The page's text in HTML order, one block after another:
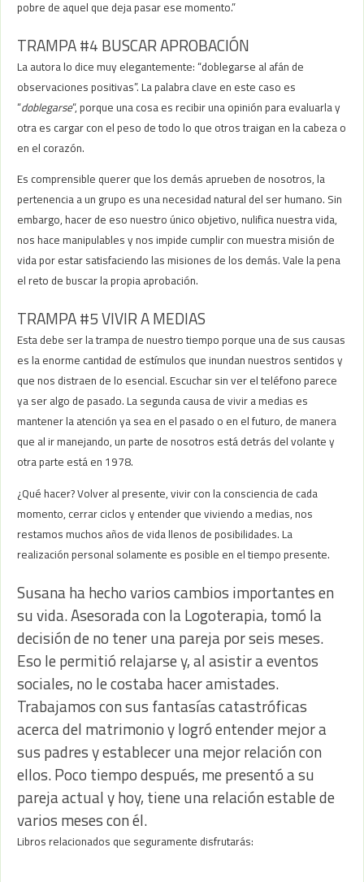
pobre de aquel que deja pasar ese momento.”
TRAMPA #4 BUSCAR APROBACIÓN
La autora lo dice muy elegantemente: “doblegarse al afán de
observaciones positivas”. La palabra clave en este caso es
“doblegarse“, porque una cosa es recibir una opinión para evaluarla y
otra es cargar con el peso de todo lo que otros traigan en la cabeza o
en el corazón.
Es comprensible querer que los demás aprueben de nosotros, la
pertenencia a un grupo es una necesidad natural del ser humano. Sin
embargo, hacer de eso nuestro único objetivo, nulifica nuestra vida,
nos hace manipulables y nos impide cumplir con muestra misión de
vida por estar satisfaciendo las misiones de los demás. Vale la pena
el reto de buscar la propia aprobación.
TRAMPA #5 VIVIR A MEDIAS
Esta debe ser la trampa de nuestro tiempo porque una de sus causas
es la enorme cantidad de estímulos que inundan nuestros sentidos y
que nos distraen de lo esencial. Escuchar sin ver el teléfono parece
ya ser algo de pasado. La segunda causa de vivir a medias es
mantener la atención ya sea en el pasado o en el futuro, de manera
que al ir manejando, un parte de nosotros está detrás del volante y
otra parte está en 1978.
¿Qué hacer? Volver al presente, vivir con la consciencia de cada
momento, cerrar ciclos y entender que viviendo a medias, nos
restamos muchos años de vida llenos de posibilidades. La
realización personal solamente es posible en el tiempo presente.
Susana ha hecho varios cambios importantes en
su vida. Asesorada con la Logoterapia, tomó la
decisión de no tener una pareja por seis meses.
Eso le permitió relajarse y, al asistir a eventos
sociales, no le costaba hacer amistades.
Trabajamos con sus fantasías catastróficas
acerca del matrimonio y logró entender mejor a
sus padres y establecer una mejor relación con
ellos. Poco tiempo después, me presentó a su
pareja actual y hoy, tiene una relación estable de
varios meses con él.
Libros relacionados que seguramente disfrutarás: